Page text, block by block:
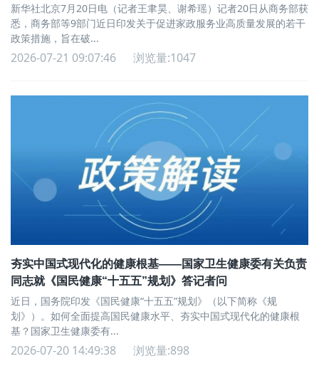
新华社北京7月20日电（记者王聿昊、谢希瑶）记者20日从商务部获
悉，商务部等9部门近日印发关于促进家政服务业高质量发展的若干
政策措施，旨在破...
2026-07-21 09:07:46 浏览量:1047
夯实中国式现代化的健康根基——国家卫生健康委有关负责
同志就《国民健康“十五五”规划》答记者问
近日，国务院印发《国民健康“十五五”规划》（以下简称《规
划》）。如何全面提高国民健康水平、夯实中国式现代化的健康根
基？国家卫生健康委有...
2026-07-20 14:49:38 浏览量:898